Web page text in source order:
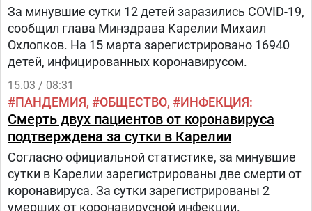
За минувшие сутки 12 детей заразились COVID-19,
сообщил глава Минздрава Карелии Михаил
Охлопков. На 15 марта зарегистрировано 16940
детей, инфицированных коронавирусом.
15.03 / 08:31
ПАНДЕМИЯ ОБЩЕСТВО ИНФЕКЦИЯ
Смерть двух пациентов от коронавируса
подтверждена за сутки в Карелии
Согласно официальной статистике, за минувшие
сутки в Карелии зарегистрированы две смерти от
коронавируса. За сутки зарегистрированы 2
умерших от коронавирусной инфекции.